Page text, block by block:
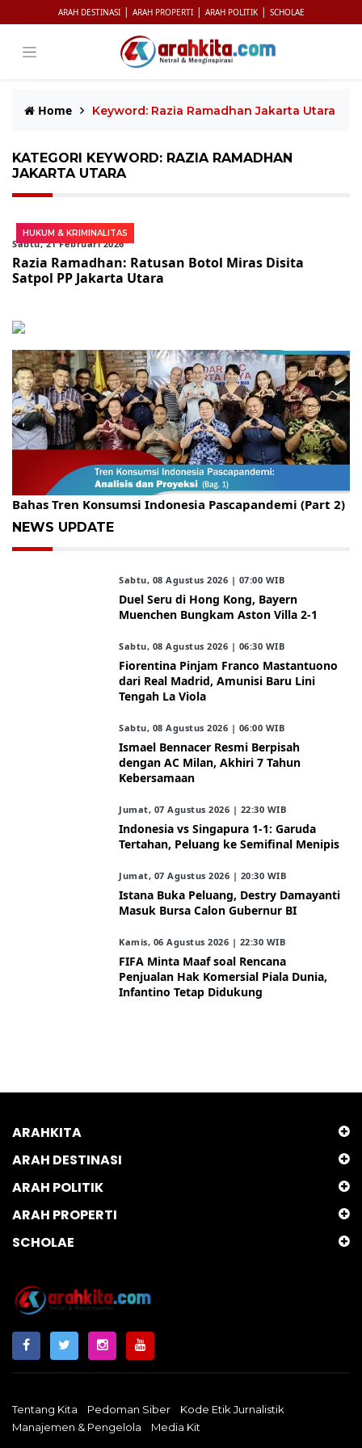
ARAH DESTINASI | ARAH PROPERTI | ARAH POLITIK | SCHOLAE
Home Keyword: Razia Ramadhan Jakarta Utara
KATEGORI KEYWORD: RAZIA RAMADHAN
JAKARTA UTARA
HUKUM & KRIMINALITAS
Sabtu, 21 Februari 2026
Razia Ramadhan: Ratusan Botol Miras Disita
Satpol PP Jakarta Utara
Gelar Kopdar, KBC Jakarta Raya Hadirkan Pakar Ritel
Bahas Tren Konsumsi Indonesia Pascapandemi (Part 2)
NEWS UPDATE
Sabtu, 08 Agustus 2026 | 07:00 WIB
Duel Seru di Hong Kong, Bayern
Muenchen Bungkam Aston Villa 2-1
Sabtu, 08 Agustus 2026 | 06:30 WIB
Fiorentina Pinjam Franco Mastantuono
dari Real Madrid, Amunisi Baru Lini
Tengah La Viola
Sabtu, 08 Agustus 2026 | 06:00 WIB
Ismael Bennacer Resmi Berpisah
dengan AC Milan, Akhiri 7 Tahun
Kebersamaan
Jumat, 07 Agustus 2026 | 22:30 WIB
Indonesia vs Singapura 1-1: Garuda
Tertahan, Peluang ke Semifinal Menipis
Jumat, 07 Agustus 2026 | 20:30 WIB
Istana Buka Peluang, Destry Damayanti
Masuk Bursa Calon Gubernur BI
Kamis, 06 Agustus 2026 | 22:30 WIB
FIFA Minta Maaf soal Rencana
Penjualan Hak Komersial Piala Dunia,
Infantino Tetap Didukung
ARAHKITA
ARAH DESTINASI
ARAH POLITIK
ARAH PROPERTI
SCHOLAE
Tentang Kita Pedoman Siber
Kode Etik Jurnalistik
Manajemen & Pengelola
Media Kit